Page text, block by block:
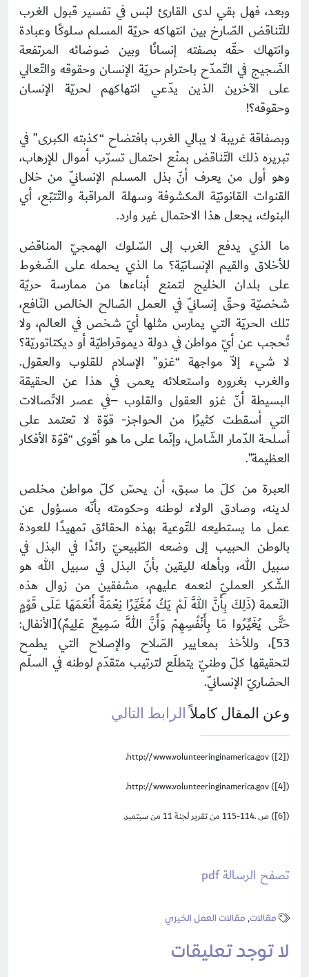
وبعد، فهل بقي لدى القارئ لبْس في تفسير قبول الغرب
للتّناقض الصّارخ بين انتهاكه حريّة المسلم سلوكًا وعبادة
وانتهاك حقّه بصفته إنسانًا وبين ضوضائه المرتفعة
الضّجيج في التّمدّح باحترام حريّة الإنسان وحقوقه والتّعالي
على الآخرين الذين يدّعي انتهاكهم لحريّة الإنسان
وحقوقه؟!
وبصفاقة غريبة لا يبالي الغرب بافتضاح “كذبته الكبرى” في
تبريره ذلك التّناقض بمنْع احتمال تسرّب أموال للإرهاب،
وهو أول من يعرف أنّ بذل المسلم الإنسانيّ من خلال
القنوات القانونيّة المكشوفة وسهلة المراقبة والتّتبّع، أي
البنوك، يجعل هذا الاحتمال غير وارد.
ما الذي يدفع الغرب إلى السّلوك الهمجيّ المناقض
للأخلاق والقيم الإنسانيّة؟ ما الذي يحمله على الضّغوط
على بلدان الخليج لتمنع أبناءها من ممارسة حريّة
شخصيّة وحقّ إنسانيّ في العمل الصّالح الخالص النّافع،
تلك الحريّة التي يمارس مثلها أيّ شخص في العالم، ولا
تُحجب عن أيّ مواطن في دولة ديموقراطيّة أو ديكتاتوريّة؟
لا شيء إلاّ مواجهة “غزو” الإسلام للقلوب والعقول.
والغرب بغروره واستعلائه يعمى في هذا عن الحقيقة
البسيطة أنّ غزو العقول والقلوب –في عصر الاتّصالات
التي أسقطت كثيرًا من الحواجز- قوّة لا تعتمد على
أسلحة الدّمار الشّامل، وإنّما على ما هو أقوى “قوّة الأفكار
العظيمة”.
العبرة من كلّ ما سبق، أن يحسّ كلّ مواطن مخلص
لدينه، وصادق الولاء لوطنه وحكومته بأنّه مسؤول عن
عمل ما يستطيعه للتّوعية بهذه الحقائق تمهيدًا للعودة
بالوطن الحبيب إلى وضعه الطّبيعيّ رائدًا في البذل في
سبيل الله، وبأهله لليقين بأنّ البذل في سبيل الله هو
الشّكر العمليّ لنعمه عليهم، مشفقين من زوال هذه
النّعمة)ذَلِكَ بِأَنَّ اللَّهَ لَمْ يَكُ مُغَيِّرًا نِعْمَةً أَنْعَمَهَا عَلَى قَوْمٍ
حَتَّى يُغَيِّرُوا مَا بِأَنْفُسِهِمْ وَأَنَّ اللَّهَ سَمِيعٌ عَلِيمٌ([الأنفال:
53]، وللأخذ بمعايير الصّلاح والإصلاح التي يطمح
لتحقيقها كلّ وطنيّ يتطلّع لترتيب متقدّم لوطنه في السلّم
الحضاريّ الإنسانيّ.
وعن المقال كاملاً الرابط التالي
([2])
http://www.volunteeringinamerica.gov
.
([4])
http://www.volunteeringinamerica.gov
.
([6]) ص .114-115 من تقرير لجنة 11 من سبتمبر.
تصفح الرسالة pdf
مقالات, مقالات العمل الخيري
لا توجد تعليقات